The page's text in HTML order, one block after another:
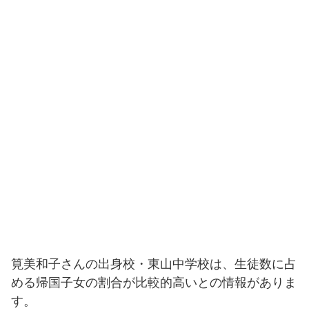
筧美和子さんの出身校・東山中学校は、生徒数に占
める帰国子女の割合が比較的高いとの情報がありま
す。